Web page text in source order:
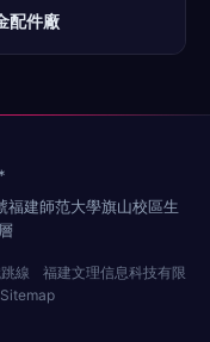
配件廠
福建師范大學旗山校區生
線
福建文理信息科技有限
Sitemap